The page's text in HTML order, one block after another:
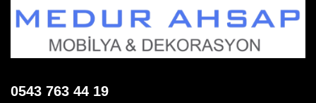
0543 763 44 19